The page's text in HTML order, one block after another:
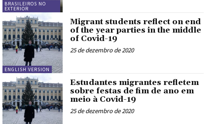
BRASILEIROS NO
EXTERIOR
ENGLISH VERSION
Migrant students reflect on end
of the year parties in the middle
of Covid-19
25 de dezembro de 2020
Estudantes migrantes refletem
sobre festas de fim de ano em
meio à Covid-19
25 de dezembro de 2020